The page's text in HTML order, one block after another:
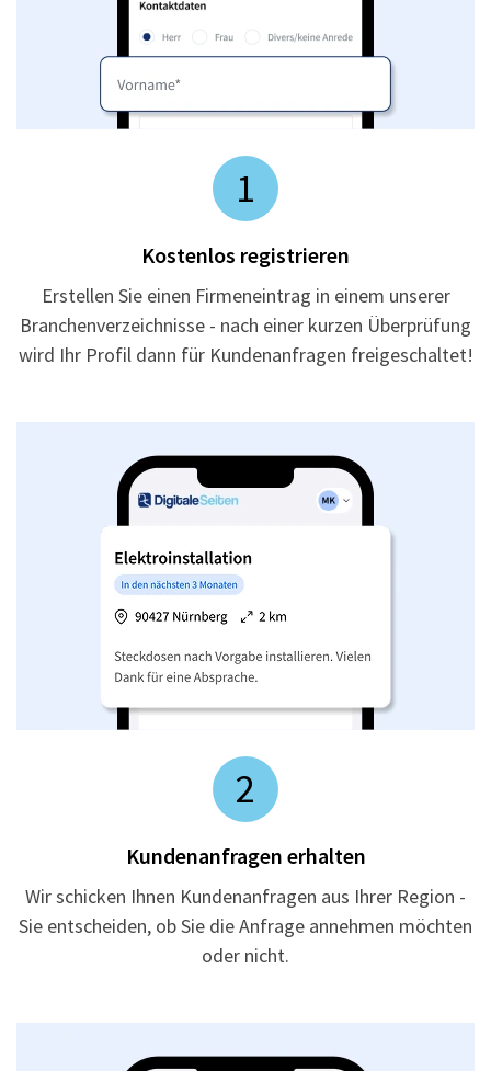
1
Kostenlos registrieren
Erstellen Sie einen Firmeneintrag in einem unserer
Branchenverzeichnisse - nach einer kurzen Überprüfung
wird Ihr Profil dann für Kundenanfragen freigeschaltet!
2
Kundenanfragen erhalten
Wir schicken Ihnen Kundenanfragen aus Ihrer Region -
Sie entscheiden, ob Sie die Anfrage annehmen möchten
oder nicht.